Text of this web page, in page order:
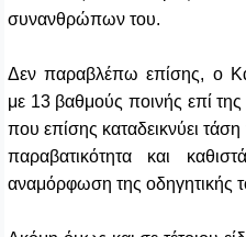
συνανθρώπων του.
Δεν παραβλέπω επίσης, ο
με 13 βαθμούς ποινής επί της
που επίσης καταδεικνύει
παραβατικότητα και
αναμόρφωση της οδηγητικής